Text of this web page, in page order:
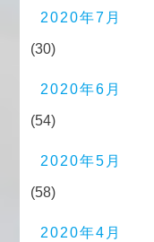
2020年7月
(30)
2020年6月
(54)
2020年5月
(58)
2020年4月